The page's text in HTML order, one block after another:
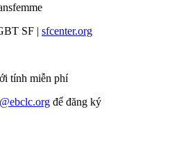
SF | sfcenter.org
tính miễn phí
để đăng ký